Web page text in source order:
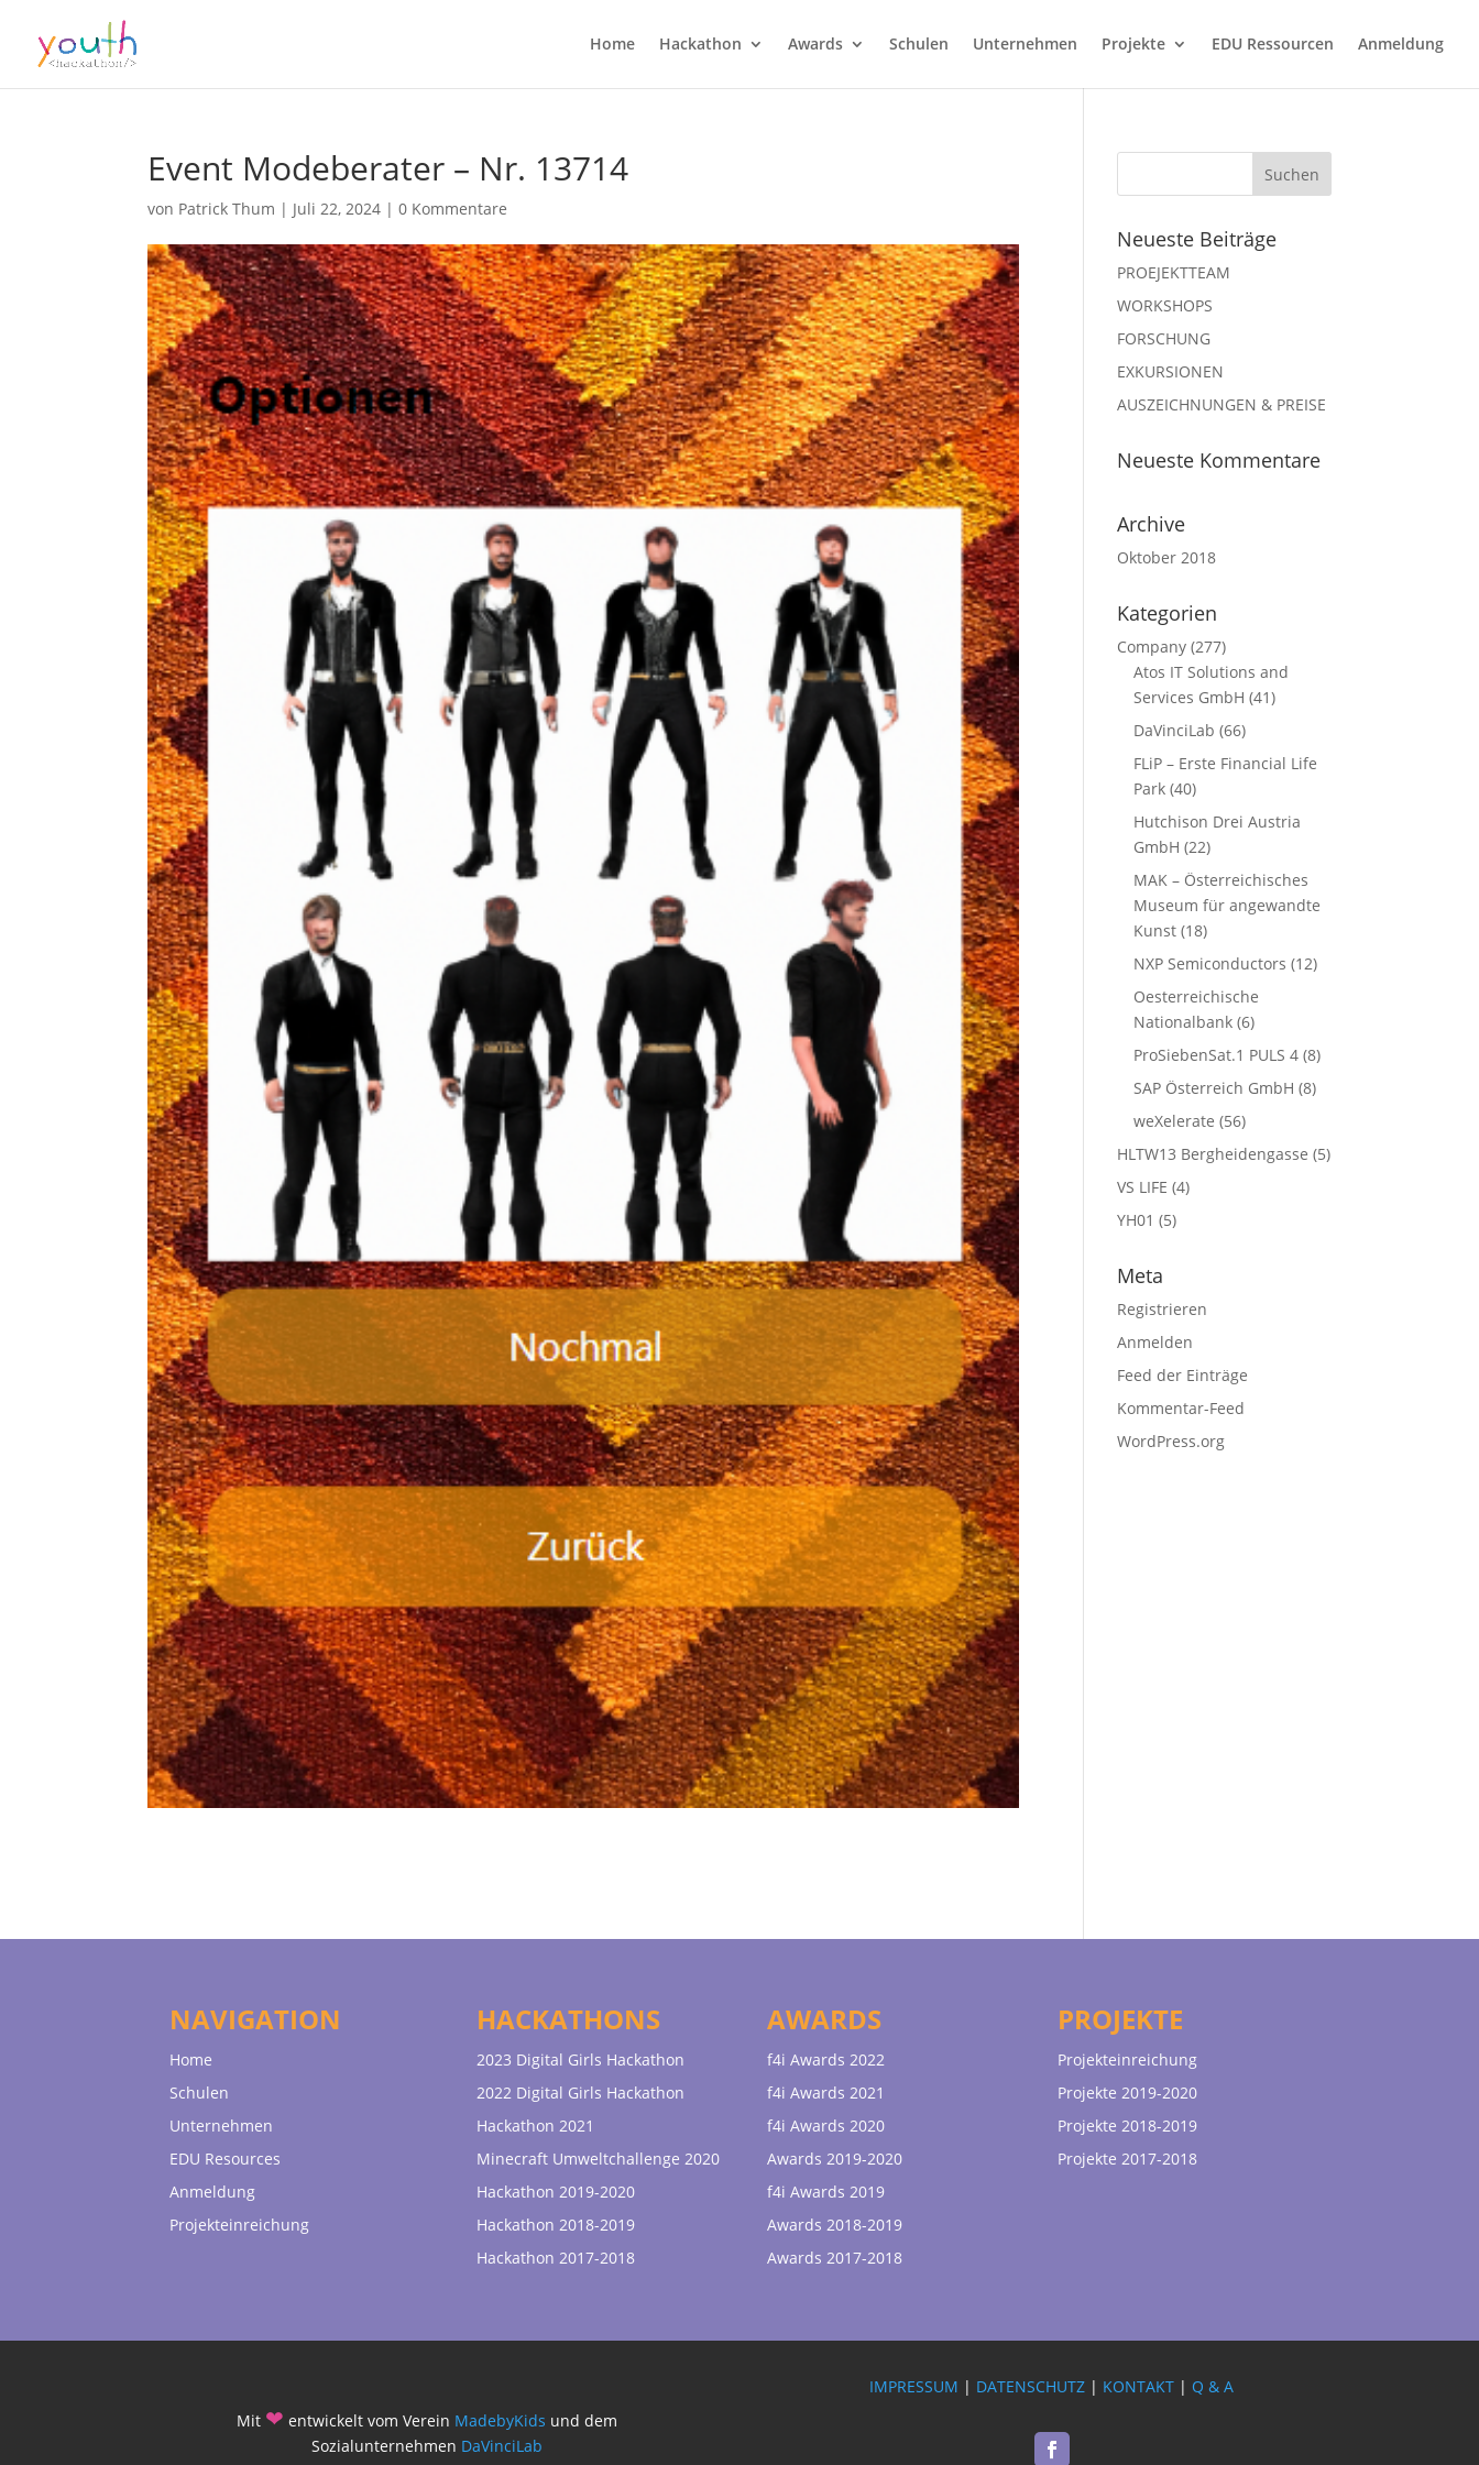
Home Hackathon Awards Schulen Unternehmen Projekte EDU Ressourcen Anmeldung
Event Modeberater – Nr. 13714
von Patrick Thum | Juli 22, 2024 |0 Kommentare
Neueste Beiträge
PROEJEKTTEAM
WORKSHOPS
FORSCHUNG
EXKURSIONEN
AUSZEICHNUNGEN & PREISE
Neueste Kommentare
Archive
Oktober 2018
Kategorien
Company (277)
Atos IT Solutions and
Services GmbH (41)
DaVinciLab (66)
FLiP – Erste Financial Life
Park (40)
Hutchison Drei Austria
GmbH (22)
MAK – Österreichisches
Museum für angewandte
Kunst (18)
NXP Semiconductors (12)
Oesterreichische
Nationalbank (6)
ProSiebenSat.1 PULS 4 (8)
SAP Österreich GmbH (8)
weXelerate (56)
HLTW13 Bergheidengasse (5)
VS LIFE (4)
YH01 (5)
Meta
Registrieren
Anmelden
Feed der Einträge
Kommentar-Feed
WordPress.org
NAVIGATION
Home
Schulen
Unternehmen
EDU Resources
Anmeldung
Projekteinreichung
HACKATHONS
2023 Digital Girls Hackathon
2022 Digital Girls Hackathon
Hackathon 2021
Minecraft Umweltchallenge 2020
Hackathon 2019-2020
Hackathon 2018-2019
Hackathon 2017-2018
AWARDS
f4i Awards 2022
f4i Awards 2021
f4i Awards 2020
Awards 2019-2020
f4i Awards 2019
Awards 2018-2019
Awards 2017-2018
PROJEKTE
Projekteinreichung
Projekte 2019-2020
Projekte 2018-2019
Projekte 2017-2018
Mit ❤ entwickelt vom Verein MadebyKids und dem
Sozialunternehmen DaVinciLab
IMPRESSUM | DATENSCHUTZ | KONTAKT | Q & A